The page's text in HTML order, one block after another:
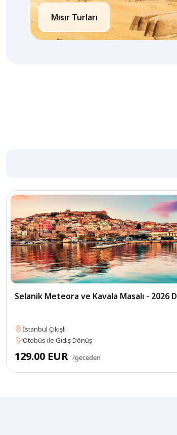
Mısır Turları
Selanik Meteora ve Kavala Masalı - 2026
İstanbul Çıkışlı
Otobüs ile Gidiş Dönüş
129.00 EUR /geceden